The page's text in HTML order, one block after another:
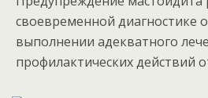
своевременной диагностике
выполнении адекватного
профилактических действий